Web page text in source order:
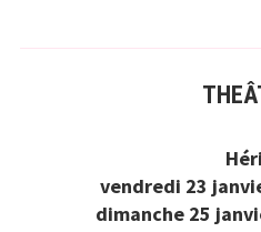
vendredi 23
dimanche 25